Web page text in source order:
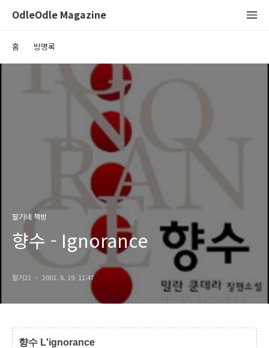
OdleOdle Magazine
홈 방명록
딸기네 책방
향수 - Ignorance
딸기21 2001. 6. 19. 11:47
향수 L'ignorance